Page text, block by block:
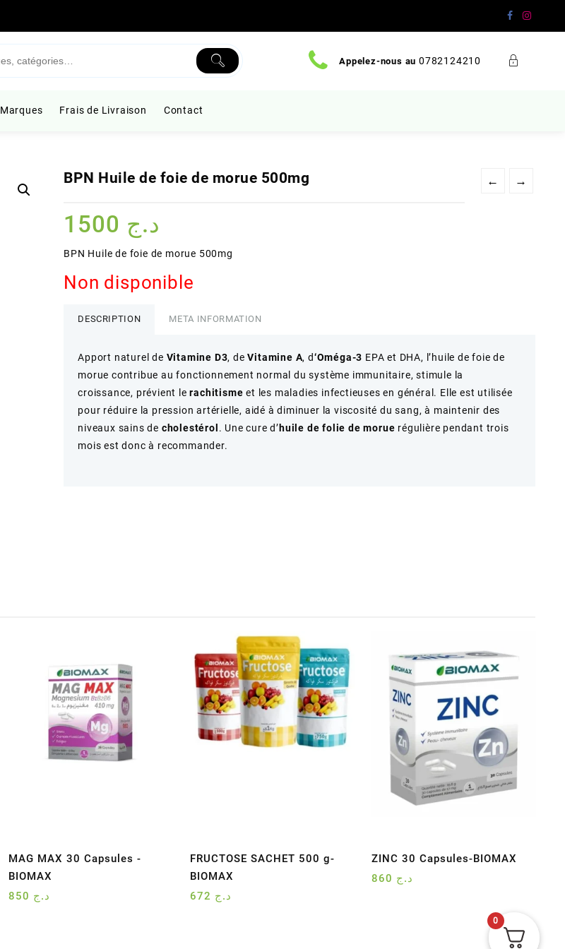
Appelez-nous au 0782124210
Marques Frais de Livraison Contact
← →
BPN Huile de foie de morue 500mg
د.ج
BPN Huile de foie de morue 500mg
Non disponible
DESCRIPTION META INFORMATION
Apport naturel de Vitamine D3, deVitamine A, d‘Oméga-3 EPA et DHA, l’huile de foie de
morue contribue au fonctionnement normal du système immunitaire, stimule la
croissance, prévient lerachitisme et les maladies infectieuses en général. Elle est utilisée
pour réduire la pression artérielle, aidé à diminuer la viscosité du sang, à maintenir des
niveaux sains de cholestérol. Une cure d’huile de folie de morue régulière pendant trois
mois est donc à recommander.
MAG MAX 30 Capsules -
BIOMAX
د.ج
FRUCTOSE SACHET 500 g-
BIOMAX
د.ج
ZINC 30 Capsules-BIOMAX
د.ج
0